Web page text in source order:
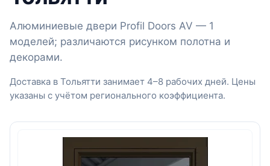
Алюминиевые двери Profil Doors AV — 1
моделей; различаются рисунком полотна и
декорами.
Доставка в Тольятти занимает 4–8 рабочих дней. Цены
указаны с учётом регионального коэффициента.